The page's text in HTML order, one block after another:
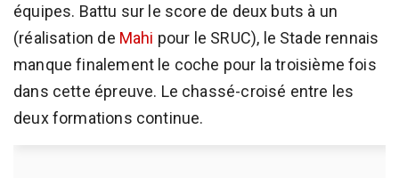
équipes. Battu sur le score de deux buts à un
(réalisation de Mahi pour le SRUC), le Stade rennais
manque finalement le coche pour la troisième fois
dans cette épreuve. Le chassé-croisé entre les
deux formations continue.